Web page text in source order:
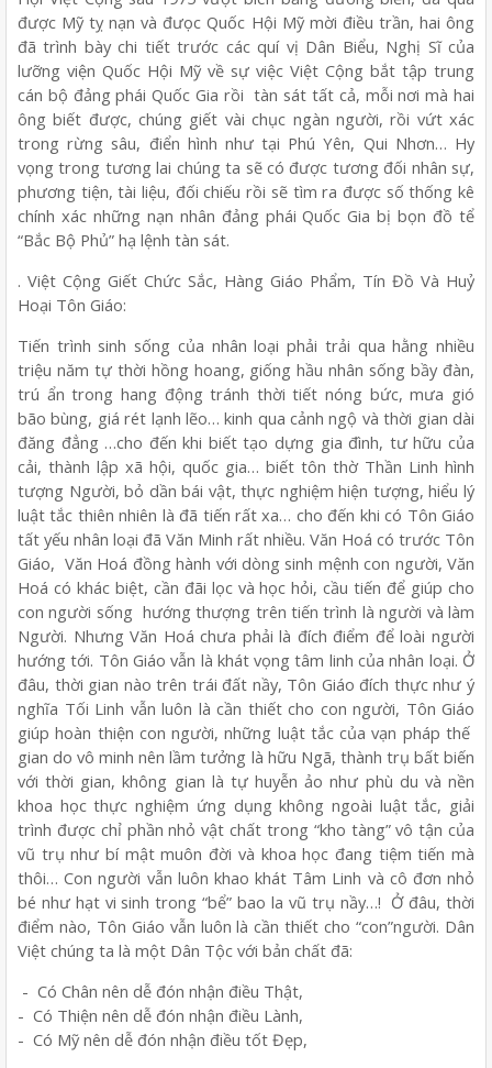
được Mỹ tỵ nạn và đưọc Quốc Hội Mỹ mời điều trần, hai ông
đã trình bày chi tiết trước các quí vị Dân Biểu, Nghị Sĩ của
lưỡng viện Quốc Hội Mỹ về sự việc Việt Cộng bắt tập trung
cán bộ đảng phái Quốc Gia rồi tàn sát tất cả, mỗi nơi mà hai
ông biết được, chúng giết vài chục ngàn người, rồi vứt xác
trong rừng sâu, điển hình như tại Phú Yên, Qui Nhơn… Hy
vọng trong tương lai chúng ta sẽ có được tương đối nhân sự,
phương tiện, tài liệu, đối chiếu rồi sẽ tìm ra được số thống kê
chính xác những nạn nhân đảng phái Quốc Gia bị bọn đồ tể
“Bắc Bộ Phủ” hạ lệnh tàn sát.
. Việt Cộng Giết Chức Sắc, Hàng Giáo Phẩm, Tín Đồ Và Huỷ
Hoại Tôn Giáo:
Tiến trình sinh sống của nhân loại phải trải qua hằng nhiều
triệu năm tự thời hồng hoang, giống hầu nhân sống bầy đàn,
trú ẩn trong hang động tránh thời tiết nóng bức, mưa gió
bão bùng, giá rét lạnh lẽo… kinh qua cảnh ngộ và thời gian dài
đăng đẳng …cho đến khi biết tạo dựng gia đình, tư hữu của
cải, thành lập xã hội, quốc gia… biết tôn thờ Thần Linh hình
tượng Người, bỏ dần bái vật, thực nghiệm hiện tượng, hiểu lý
luật tắc thiên nhiên là đã tiến rất xa… cho đến khi có Tôn Giáo
tất yếu nhân loại đã Văn Minh rất nhiều. Văn Hoá có trước Tôn
Giáo, Văn Hoá đồng hành với dòng sinh mệnh con người, Văn
Hoá có khác biệt, cần đãi lọc và học hỏi, cầu tiến để giúp cho
con người sống hướng thượng trên tiến trình là người và làm
Người. Nhưng Văn Hoá chưa phải là đích điểm để loài người
hướng tới. Tôn Giáo vẫn là khát vọng tâm linh của nhân loại. Ở
đâu, thời gian nào trên trái đất nầy, Tôn Giáo đích thực như ý
nghĩa Tối Linh vẫn luôn là cần thiết cho con người, Tôn Giáo
giúp hoàn thiện con người, những luật tắc của vạn pháp thế
gian do vô minh nên lầm tưởng là hữu Ngã, thành trụ bất biến
với thời gian, không gian là tự huyễn ảo như phù du và nền
khoa học thực nghiệm ứng dụng không ngoài luật tắc, giải
trình được chỉ phần nhỏ vật chất trong “kho tàng” vô tận của
vũ trụ như bí mật muôn đời và khoa học đang tiệm tiến mà
thôi… Con người vẫn luôn khao khát Tâm Linh và cô đơn nhỏ
bé như hạt vi sinh trong “bể” bao la vũ trụ nầy…! Ở đâu, thời
điểm nào, Tôn Giáo vẫn luôn là cần thiết cho “con”người. Dân
Việt chúng ta là một Dân Tộc với bản chất đã:
- Có Chân nên dễ đón nhận điều Thật,
- Có Thiện nên dễ đón nhận điều Lành,
- Có Mỹ nên dễ đón nhận điều tốt Đẹp,